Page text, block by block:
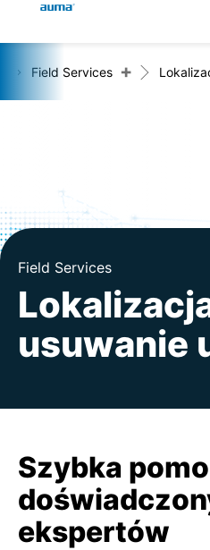
Produkty
Serwis
Przedsiębiorstwo
Kontakt
Global
Ameryka
Wyszukaj
Field Services +
Field Services
usuwanie
Szybka
ekspertów